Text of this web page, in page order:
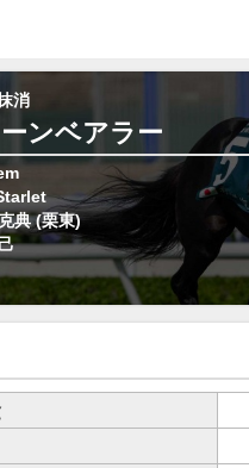
消
ンベアラー
典 (栗東)